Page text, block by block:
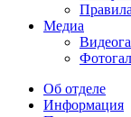
Медиа
Об отделе
Информация